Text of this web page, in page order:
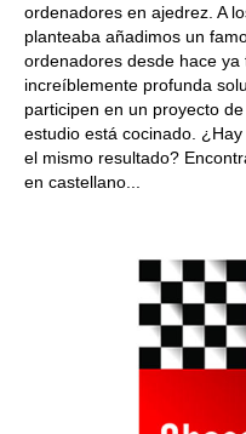
ordenadores en ajedrez. A
planteaba añadimos un
ordenadores desde hace
increíblemente profunda
participen en un proyecto
estudio está cocinado.
el mismo resultado?
en castellano...